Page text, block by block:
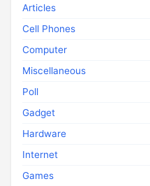
Articles
Cell Phones
Computer
Miscellaneous
Poll
Gadget
Hardware
Internet
Games